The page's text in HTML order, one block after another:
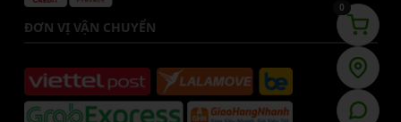
ĐƠN VỊ VẬN CHUYỂN
0